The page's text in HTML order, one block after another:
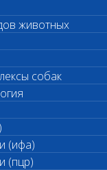
животных
собак
(ифа)
(пцр)
на
«О
«О защите
ветеринарной
на
и